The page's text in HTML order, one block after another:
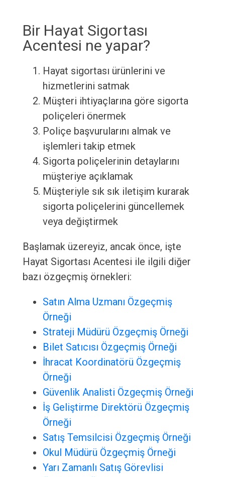
Bir Hayat Sigortası
Acentesi ne yapar?
Hayat sigortası ürünlerini ve
hizmetlerini satmak
Müşteri ihtiyaçlarına göre sigorta
poliçeleri önermek
Poliçe başvurularını almak ve
işlemleri takip etmek
Sigorta poliçelerinin detaylarını
müşteriye açıklamak
Müşteriyle sık sık iletişim kurarak
sigorta poliçelerini güncellemek
veya değiştirmek
Başlamak üzereyiz, ancak önce, işte
Hayat Sigortası Acentesi ile ilgili diğer
bazı özgeçmiş örnekleri:
Satın Alma Uzmanı Özgeçmiş
Örneği
Strateji Müdürü Özgeçmiş Örneği
Bilet Satıcısı Özgeçmiş Örneği
İhracat Koordinatörü Özgeçmiş
Örneği
Güvenlik Analisti Özgeçmiş Örneği
İş Geliştirme Direktörü Özgeçmiş
Örneği
Satış Temsilcisi Özgeçmiş Örneği
Okul Müdürü Özgeçmiş Örneği
Yarı Zamanlı Satış Görevlisi